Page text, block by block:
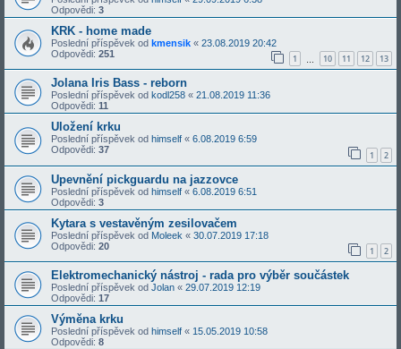
Odpovědi: 3
KRK - home made
Poslední příspěvek od kmensik « 23.08.2019 20:42
Odpovědi: 251 1 10 11 12 13
Jolana Iris Bass - reborn
Poslední příspěvek od kodl258 « 21.08.2019 11:36
Odpovědi: 11
Uložení krku
Poslední příspěvek od himself « 6.08.2019 6:59
Odpovědi: 37 1 2
Upevnění pickguardu na jazzovce
Poslední příspěvek od himself « 6.08.2019 6:51
Odpovědi: 3
Kytara s vestavěným zesilovačem
Poslední příspěvek od Moleek « 30.07.2019 17:18
Odpovědi: 20 1 2
Elektromechanický nástroj - rada pro výběr součástek
Poslední příspěvek od Jolan « 29.07.2019 12:19
Odpovědi: 17
Výměna krku
Poslední příspěvek od himself « 15.05.2019 10:58
Odpovědi: 8